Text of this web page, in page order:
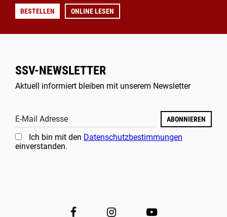
BESTELLEN ONLINE LESEN
SSV-NEWSLETTER
Aktuell informiert bleiben mit unserem Newsletter
E-Mail Adresse ABONNIEREN
Ich bin mit den Datenschutzbestimmungen
einverstanden.